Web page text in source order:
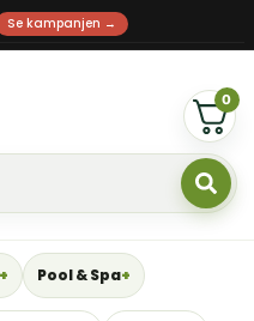
Se kampanjen →
0
Pool & Spa